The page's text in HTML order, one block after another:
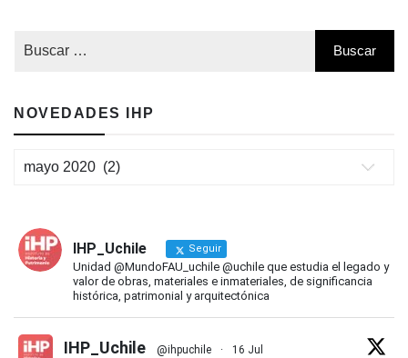
NOVEDADES IHP
Novedades
IHP_Uchile Seguir
Unidad @MundoFAU_uchile @uchile que estudia el legado y
valor de obras, materiales e inmateriales, de significancia
histórica, patrimonial y arquitectónica
IHP_Uchile @ihpuchile · 16 Jul